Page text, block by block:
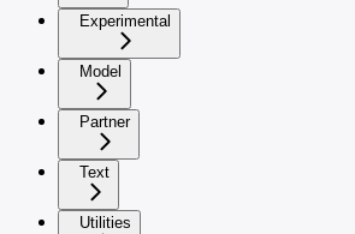
Experimental
Model
Partner
Text
Utilities